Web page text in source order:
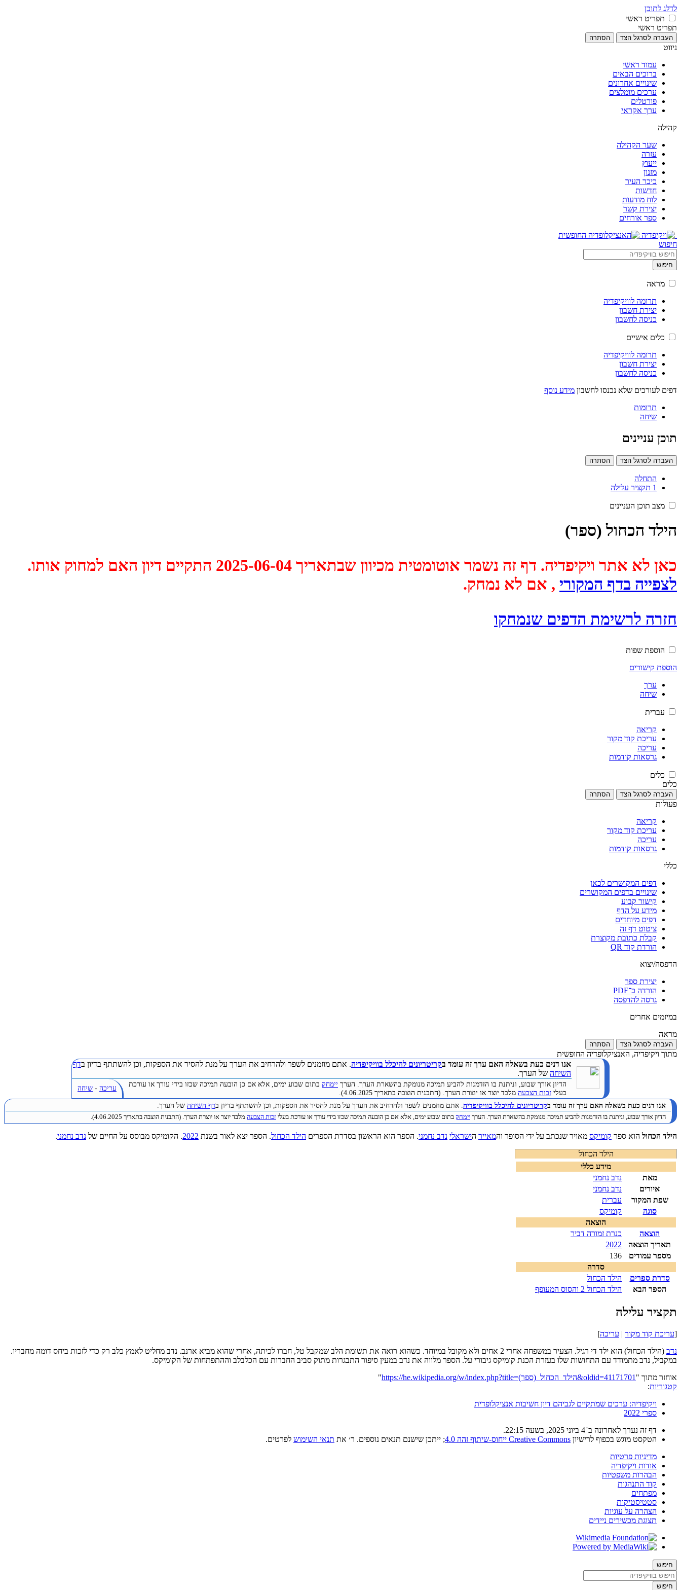
לדלג לתוכן
תפריט ראשי
תפריט ראשי
העברה לסרגל הצד הסתרה
ניווט
עמוד ראשי
ברוכים הבאים
שינויים אחרונים
ערכים מומלצים
פורטלים
ערך אקראי
קהילה
שער הקהילה
עזרה
ייעוץ
מזנון
כיכר העיר
חדשות
לוח מודעות
יצירת קשר
ספר אורחים
חיפוש
חיפוש
מראה
תרומה לוויקיפדיה
יצירת חשבון
כניסה לחשבון
כלים אישיים
תרומה לוויקיפדיה
יצירת חשבון
כניסה לחשבון
דפים לעורכים שלא נכנסו לחשבון מידע נוסף
תרומות
שיחה
תוכן עניינים
העברה לסרגל הצד הסתרה
התחלה
1 תקציר עלילה
מצב תוכן העניינים
הילד הכחול (ספר)
כאן לא אתר ויקיפדיה. דף זה נשמר אוטומטית מכיוון שבתאריך 2025-06-04 התקיים דיון האם למחוק אותו.
לצפייה בדף המקורי , אם לא נמחק.
חזרה לרשימת הדפים שנמחקו
הוספת שפות
הוספת קישורים
ערך
שיחה
עברית
קריאה
עריכת קוד מקור
עריכה
גרסאות קודמות
כלים
כלים
העברה לסרגל הצד הסתרה
פעולות
קריאה
עריכת קוד מקור
עריכה
גרסאות קודמות
כללי
דפים המקושרים לכאן
שינויים בדפים המקושרים
קישור קבוע
מידע על הדף
דפים מיוחדים
ציטוט דף זה
קבלת כתובת מקוצרת
הורדת קוד QR
הדפסה/יצוא
יצירת ספר
הורדה כ־PDF
גרסה להדפסה
במיזמים אחרים
מראה
העברה לסרגל הצד הסתרה
מתוך ויקיפדיה, האנציקלופדיה החופשית
אנו דנים כעת בשאלה האם ערך זה עומד בקריטריונים להיכלל בוויקיפדיה. אתם מוזמנים לשפר ולהרחיב את הערך על מנת להסיר את הספקות, וכן להשתתף בדיון בדף
השיחה של הערך.
הדיון אורך שבוע, וניתנת בו הזדמנות להביע תמיכה מנומקת בהשארת הערך. הערך יימחק בתום שבוע ימים, אלא אם כן הובעה תמיכה שכזו בידי עורך או עורכת
בעלי זכות הצבעה מלבד יוצר או יוצרת הערך. (התבנית הוצבה בתאריך 4.06.2025).
עריכה - שיחה
אנו דנים כעת בשאלה האם ערך זה עומד בקריטריונים להיכלל בוויקיפדיה. אתם מוזמנים לשפר ולהרחיב את הערך על מנת להסיר את הספקות, וכן להשתתף בדיון בדף השיחה של הערך.
הדיון אורך שבוע, וניתנת בו הזדמנות להביע תמיכה מנומקת בהשארת הערך. הערך יימחק בתום שבוע ימים, אלא אם כן הובעה תמיכה שכזו בידי עורך או עורכת בעלי זכות הצבעה מלבד יוצר או יוצרת הערך. (התבנית הוצבה בתאריך 4.06.2025).
הילד הכחול הוא ספר קומיקס מאויר שנכתב על ידי הסופר והמאייר הישראלי נדב נחמני. הספר הוא הראשון בסדרת הספרים הילד הכחול. הספר יצא לאור בשנת 2022. הקומיקס מבוסס על החיים של נדב נחמני.
הילד הכחול
מידע כללי
מאת
נדב נחמני
איורים
נדב נחמני
שפת המקור
עברית
סוגה
קומיקס
הוצאה
הוצאה
כנרת זמורה דביר
תאריך הוצאה
2022
מספר עמודים
136
סדרה
סדרת ספרים
הילד הכחול
הספר הבא
הילד הכחול 2 והסוס המעופף
תקציר עלילה
[עריכת קוד מקור | עריכה]
נדב
(הילד הכחול) הוא ילד די רגיל. הצעיר במשפחה אחרי 2 אחים ולא מקובל במיוחד. כשהוא רואה את תשומת הלב שמקבל טל, חברו לכיתה, אחרי שהוא מביא ארנב. נדב מחליט לאמץ כלב רק כדי לזכות ביחס דומה מחבריו.
במקביל, נדב מתמודד עם התחושות שלו בעזרת הכנת קומיקס גיבורי על. הספר מלווה את נדב במעין סיפור התבגרות מתוק סביב החברות עם הכלבלב וההתפתחות של הקומיקס.
אוחזר מתוך " https://he.wikipedia.org/w/index.php?title=הילד_הכחול_(ספר)&oldid=41171701
"
קטגוריות:
ויקיפדיה: ערכים שמתקיים לגביהם דיון חשיבות אנציקלופדית
ספרי 2022
דף זה נערך לאחרונה ב־4 ביוני 2025, בשעה 22:15.
הטקסט מוגש בכפוף לרישיון Creative Commons ייחוס-שיתוף זהה 4.0 ; ייתכן שישנם תנאים נוספים. ר׳ את תנאי השימוש לפרטים.
מדיניות פרטיות
אודות ויקיפדיה
הבהרות משפטיות
קוד התנהגות
מפתחים
סטטיסטיקות
הצהרה על עוגיות
תצוגת מכשירים ניידים
חיפוש
חיפוש